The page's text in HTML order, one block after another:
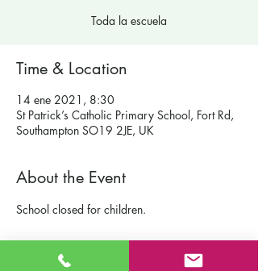
Toda la escuela
Time & Location
14 ene 2021, 8:30
St Patrick’s Catholic Primary School, Fort Rd,
Southampton SO19 2JE, UK
About the Event
School closed for children.